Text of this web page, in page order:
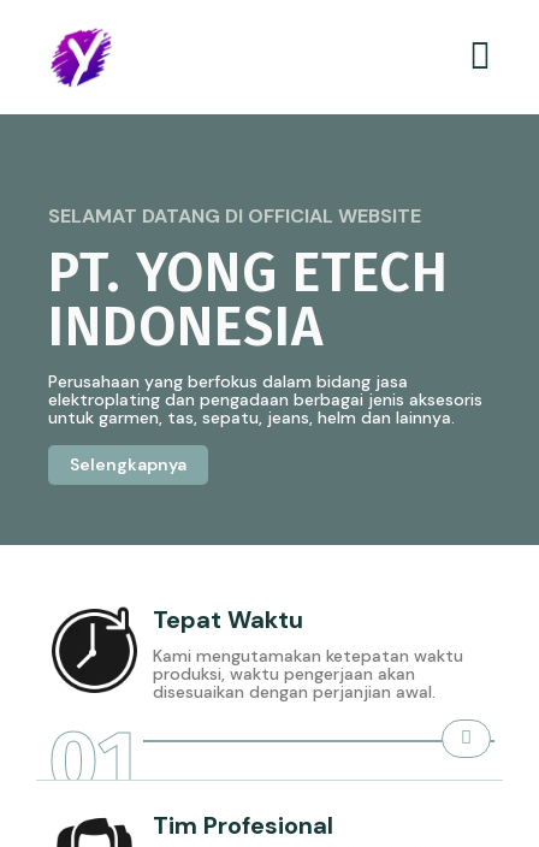
SELAMAT DATANG DI OFFICIAL WEBSITE
PT. YONG ETECH
INDONESIA
Perusahaan yang berfokus dalam bidang jasa
elektroplating dan pengadaan berbagai jenis aksesoris
untuk garmen, tas, sepatu, jeans, helm dan lainnya.
Selengkapnya
Tepat Waktu
Kami mengutamakan ketepatan waktu
produksi, waktu pengerjaan akan
disesuaikan dengan perjanjian awal.
01
Tim Profesional